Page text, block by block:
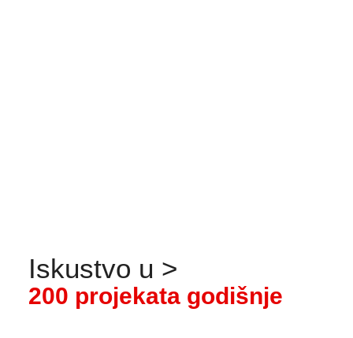
Iskustvo u >
200 projekata godišnje